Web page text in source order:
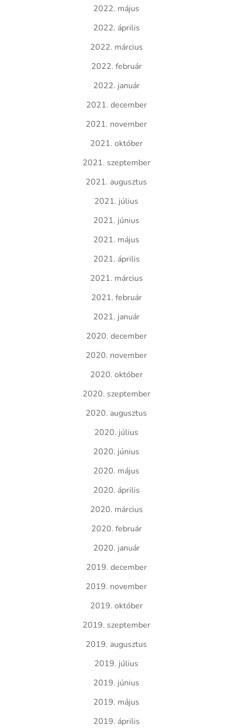
2022. május
2022. április
2022. március
2022. február
2022. január
2021. december
2021. november
2021. október
2021. szeptember
2021. augusztus
2021. július
2021. június
2021. május
2021. április
2021. március
2021. február
2021. január
2020. december
2020. november
2020. október
2020. szeptember
2020. augusztus
2020. július
2020. június
2020. május
2020. április
2020. március
2020. február
2020. január
2019. december
2019. november
2019. október
2019. szeptember
2019. augusztus
2019. július
2019. június
2019. május
2019. április